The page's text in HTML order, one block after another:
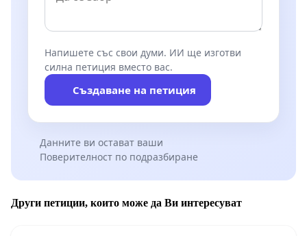
Напишете със свои думи. ИИ ще изготви
силна петиция вместо вас.
Създаване на петиция
Данните ви остават ваши
Поверителност по подразбиране
Други петиции, които може да Ви интересуват